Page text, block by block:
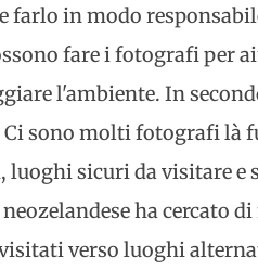
farlo in modo
fare i fotografi per
l'ambiente. In
sono molti fotografi là
sicuri da visitare e
ha cercato
verso luoghi